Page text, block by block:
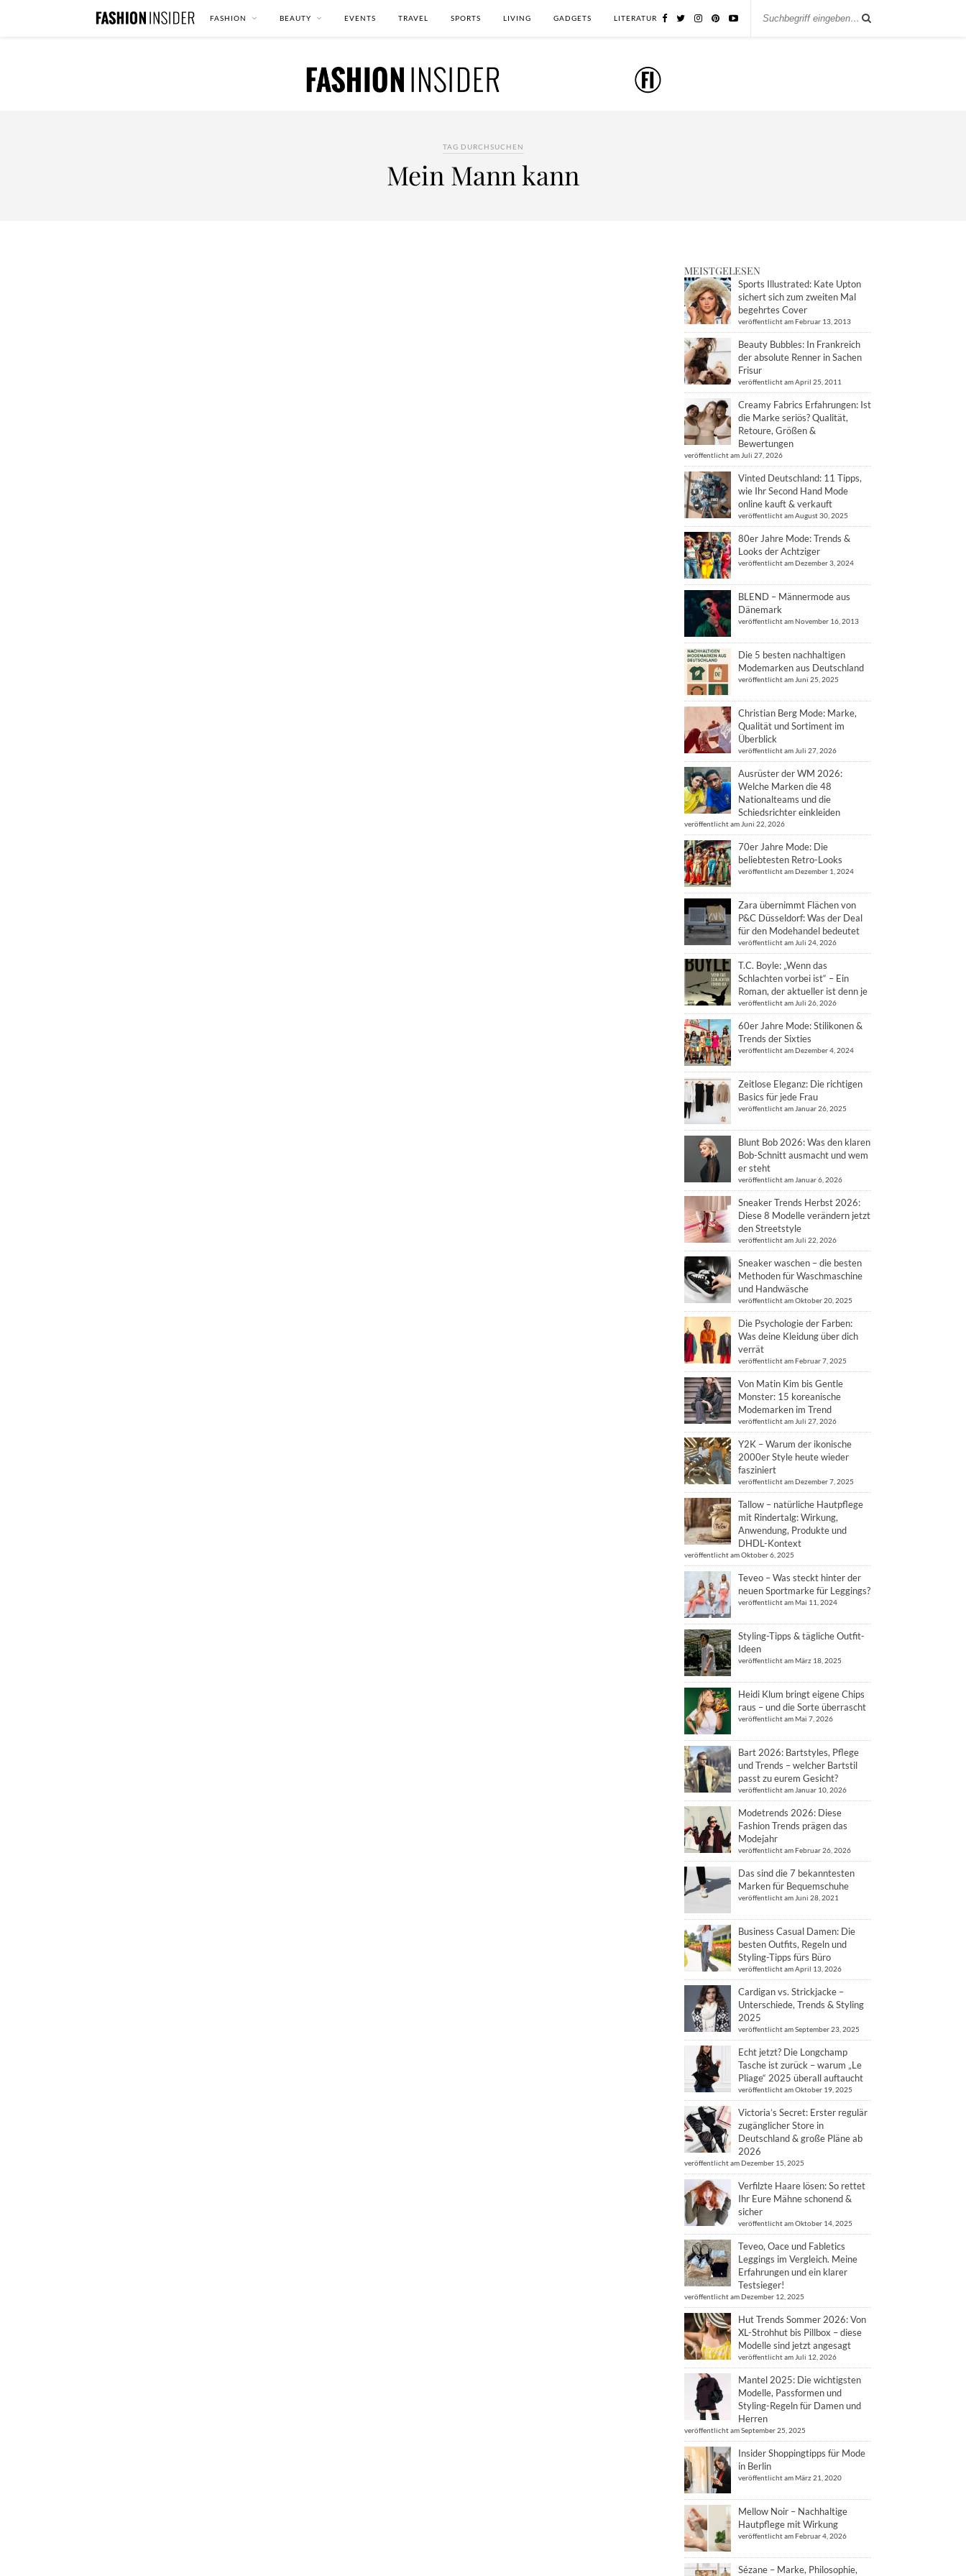
FASHION BEAUTY EVENTS TRAVEL SPORTS LIVING GADGETS LITERATUR
TAG DURCHSUCHEN
Mein Mann kann
MEISTGELESEN
Sports Illustrated: Kate Upton
sichert sich zum zweiten Mal
begehrtes Cover
veröffentlicht am Februar 13, 2013
Beauty Bubbles: In Frankreich
der absolute Renner in Sachen
Frisur
veröffentlicht am April 25, 2011
Creamy Fabrics Erfahrungen: Ist
die Marke seriös? Qualität,
Retoure, Größen &
Bewertungen
veröffentlicht am Juli 27, 2026
Vinted Deutschland: 11 Tipps,
wie Ihr Second Hand Mode
online kauft & verkauft
veröffentlicht am August 30, 2025
80er Jahre Mode: Trends &
Looks der Achtziger
veröffentlicht am Dezember 3, 2024
BLEND – Männermode aus
Dänemark
veröffentlicht am November 16, 2013
Die 5 besten nachhaltigen
Modemarken aus Deutschland
veröffentlicht am Juni 25, 2025
Christian Berg Mode: Marke,
Qualität und Sortiment im
Überblick
veröffentlicht am Juli 27, 2026
Ausrüster der WM 2026:
Welche Marken die 48
Nationalteams und die
Schiedsrichter einkleiden
veröffentlicht am Juni 22, 2026
70er Jahre Mode: Die
beliebtesten Retro-Looks
veröffentlicht am Dezember 1, 2024
Zara übernimmt Flächen von
P&C Düsseldorf: Was der Deal
für den Modehandel bedeutet
veröffentlicht am Juli 24, 2026
T.C. Boyle: „Wenn das
Schlachten vorbei ist“ – Ein
Roman, der aktueller ist denn je
veröffentlicht am Juli 26, 2026
60er Jahre Mode: Stilikonen &
Trends der Sixties
veröffentlicht am Dezember 4, 2024
Zeitlose Eleganz: Die richtigen
Basics für jede Frau
veröffentlicht am Januar 26, 2025
Blunt Bob 2026: Was den klaren
Bob-Schnitt ausmacht und wem
er steht
veröffentlicht am Januar 6, 2026
Sneaker Trends Herbst 2026:
Diese 8 Modelle verändern jetzt
den Streetstyle
veröffentlicht am Juli 22, 2026
Sneaker waschen – die besten
Methoden für Waschmaschine
und Handwäsche
veröffentlicht am Oktober 20, 2025
Die Psychologie der Farben:
Was deine Kleidung über dich
verrät
veröffentlicht am Februar 7, 2025
Von Matin Kim bis Gentle
Monster: 15 koreanische
Modemarken im Trend
veröffentlicht am Juli 27, 2026
Y2K – Warum der ikonische
2000er Style heute wieder
fasziniert
veröffentlicht am Dezember 7, 2025
Tallow – natürliche Hautpflege
mit Rindertalg: Wirkung,
Anwendung, Produkte und
DHDL-Kontext
veröffentlicht am Oktober 6, 2025
Teveo – Was steckt hinter der
neuen Sportmarke für Leggings?
veröffentlicht am Mai 11, 2024
Styling-Tipps & tägliche Outfit-
Ideen
veröffentlicht am März 18, 2025
Heidi Klum bringt eigene Chips
raus – und die Sorte überrascht
veröffentlicht am Mai 7, 2026
Bart 2026: Bartstyles, Pflege
und Trends – welcher Bartstil
passt zu eurem Gesicht?
veröffentlicht am Januar 10, 2026
Modetrends 2026: Diese
Fashion Trends prägen das
Modejahr
veröffentlicht am Februar 26, 2026
Das sind die 7 bekanntesten
Marken für Bequemschuhe
veröffentlicht am Juni 28, 2021
Business Casual Damen: Die
besten Outfits, Regeln und
Styling-Tipps fürs Büro
veröffentlicht am April 13, 2026
Cardigan vs. Strickjacke –
Unterschiede, Trends & Styling
2025
veröffentlicht am September 23, 2025
Echt jetzt? Die Longchamp
Tasche ist zurück – warum „Le
Pliage“ 2025 überall auftaucht
veröffentlicht am Oktober 19, 2025
Victoria’s Secret: Erster regulär
zugänglicher Store in
Deutschland & große Pläne ab
2026
veröffentlicht am Dezember 15, 2025
Verfilzte Haare lösen: So rettet
Ihr Eure Mähne schonend &
sicher
veröffentlicht am Oktober 14, 2025
Teveo, Oace und Fabletics
Leggings im Vergleich. Meine
Erfahrungen und ein klarer
Testsieger!
veröffentlicht am Dezember 12, 2025
Hut Trends Sommer 2026: Von
XL-Strohhut bis Pillbox – diese
Modelle sind jetzt angesagt
veröffentlicht am Juli 12, 2026
Mantel 2025: Die wichtigsten
Modelle, Passformen und
Styling-Regeln für Damen und
Herren
veröffentlicht am September 25, 2025
Insider Shoppingtipps für Mode
in Berlin
veröffentlicht am März 21, 2020
Mellow Noir – Nachhaltige
Hautpflege mit Wirkung
veröffentlicht am Februar 4, 2026
Sézane – Marke, Philosophie,